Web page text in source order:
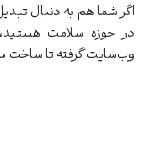
اگر شما هم به دنبال
در حوزه سلامت
وب‌سایت گرفته تا